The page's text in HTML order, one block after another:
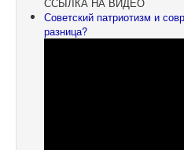
Советский патриотизм и
разница?